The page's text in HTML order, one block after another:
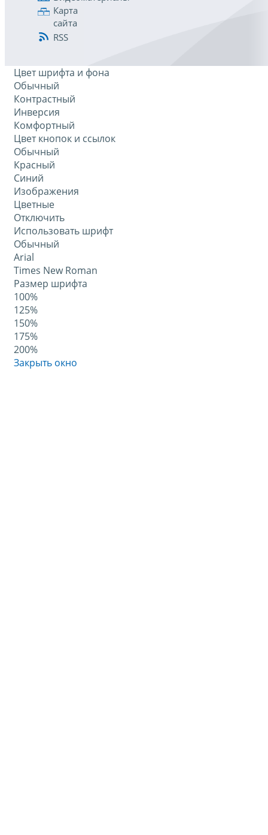
Карта
сайта
RSS
Цвет шрифта и фона
Обычный
Контрастный
Инверсия
Комфортный
Цвет кнопок и ссылок
Обычный
Красный
Синий
Изображения
Цветные
Отключить
Использовать шрифт
Обычный
Arial
Times New Roman
Размер шрифта
100%
125%
150%
175%
200%
Закрыть окно